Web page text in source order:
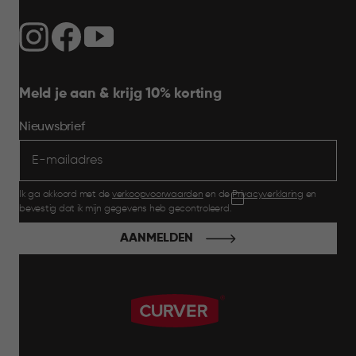
Meld je aan & krijg 10% korting
Nieuwsbrief
Ik ga akkoord met de verkoopvoorwaarden en dePrivacyverklaring en
bevestig dat ik mijn gegevens heb gecontroleerd.
AANMELDEN